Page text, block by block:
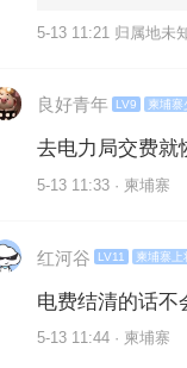
5-13 11:21 归属地未
良好青年 LV9 柬埔寨
去电力局交费就
5-13 11:33 · 柬埔寨
红河谷 LV11 柬埔寨上
电费结清的话不
5-13 11:44 · 柬埔寨